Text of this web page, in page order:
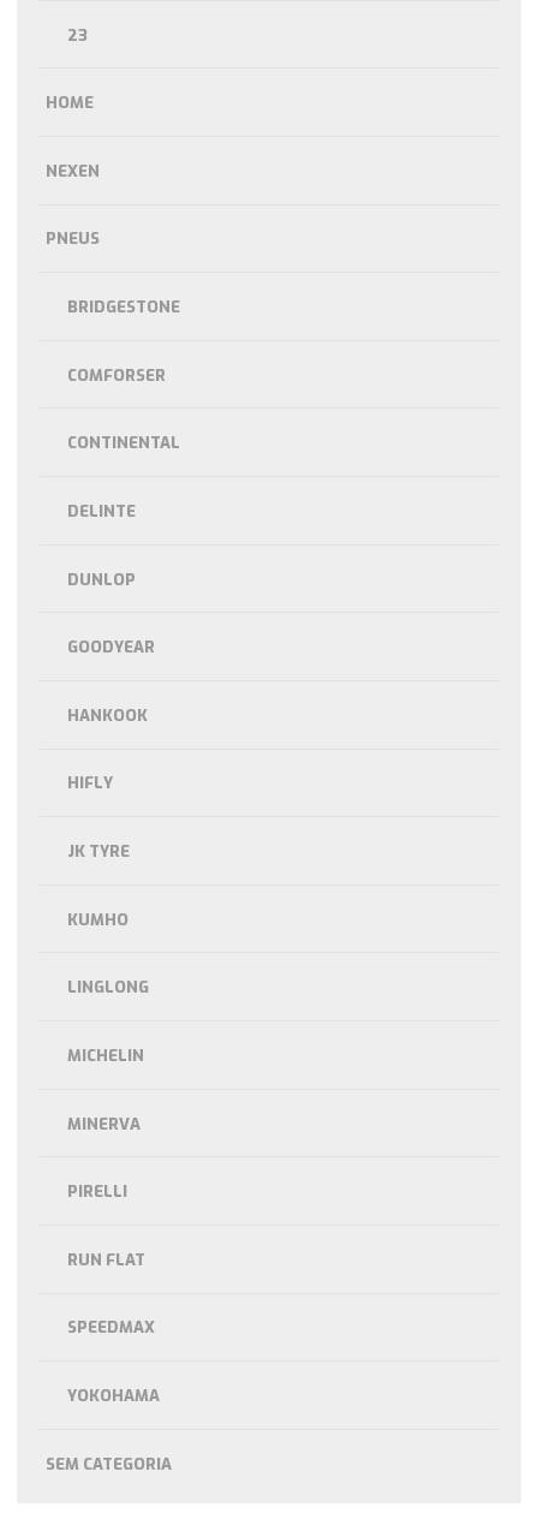
23
HOME
NEXEN
PNEUS
BRIDGESTONE
COMFORSER
CONTINENTAL
DELINTE
DUNLOP
GOODYEAR
HANKOOK
HIFLY
JK TYRE
KUMHO
LINGLONG
MICHELIN
MINERVA
PIRELLI
RUN FLAT
SPEEDMAX
YOKOHAMA
SEM CATEGORIA